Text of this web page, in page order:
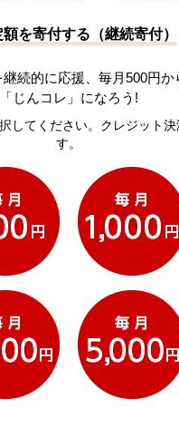
を寄付する（継続寄付）
継続的に応援、毎月500円
「じんコレ」になろう!
してください。クレジット決
す。